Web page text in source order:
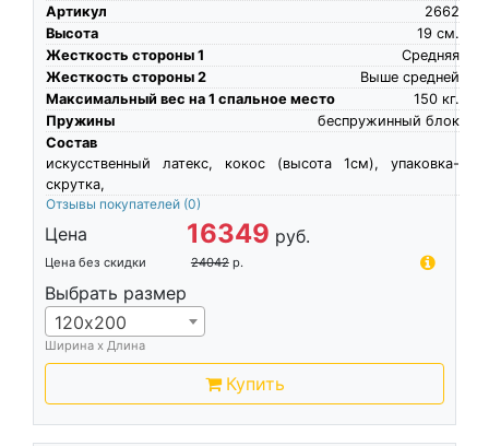
Артикул
2662
Высота
см.
19
Жесткость стороны 1
Средняя
Жесткость стороны 2
Выше средней
Максимальный вес на 1 спальное место
кг.
150
Пружины
беспружинный блок
Состав
искусственный латекс, кокос (высота 1см), упаковка-
скрутка,
Отзывы покупателей (0)
Цена 16349 руб.
Цена без скидки 24042 р.
Выбрать размер
120х200
Ширина х Длина
Купить